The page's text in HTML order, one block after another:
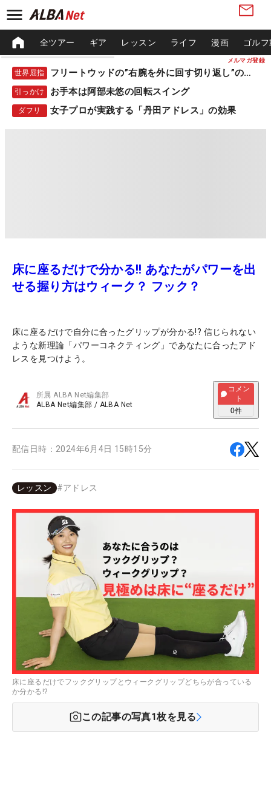
メルマガ登録
全ツアー ギア レッスン ライフ 漫画 ゴル
世界屈指 フリートウッドの”右腕を外に回す切り返し”の秘密
引っかけ お手本は阿部未悠の回転スイング
ダフリ 女子プロが実践する「丹田アドレス」の効果
床に座るだけで分かる!! あなたがパワーを出
せる握り方はウィーク？ フック？
床に座るだけで自分に合ったグリップが分かる!? 信じられない
ような新理論「パワーコネクティング」であなたに合ったアド
レスを見つけよう。
所属ALBA Net編集部
ALBA Net編集部 / ALBA Net
コメン
ト
0件
配信日時： 2024年6月4日 15時15分
レッスン #アドレス
床に座るだけでフックグリップとウィークグリップどちらが合っている
か分かる!?
この記事の写真1枚を見る